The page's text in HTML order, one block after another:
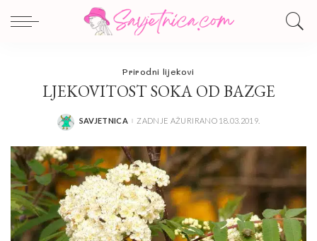
Prirodni lijekovi
LJEKOVITOST SOKA OD BAZGE
POSTED
SAVJETNICA ZADNJE AŽURIRANO 18.03.2019.